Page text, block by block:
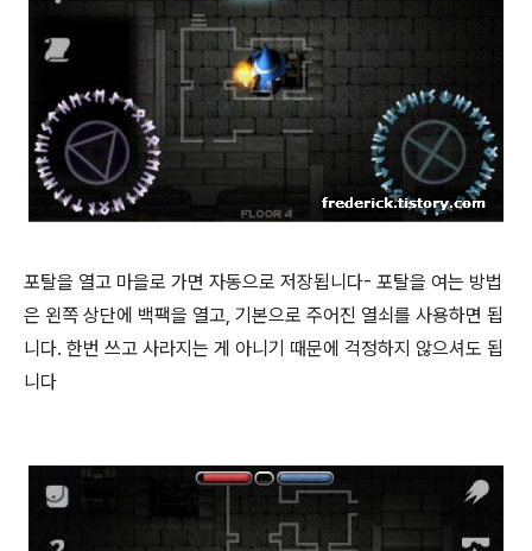
포탈을 열고 마을로 가면 자동으로 저장됩니다- 포탈을 여는 방법
은 왼쪽 상단에 백팩을 열고, 기본으로 주어진 열쇠를 사용하면 됩
니다. 한번 쓰고 사라지는 게 아니기 때문에 걱정하지 않으셔도 됩
니다